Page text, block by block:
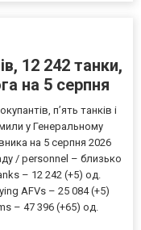
12 242 танки,
на 5 серпня
пʼять танків і
у Генеральному
на 5 серпня 2026
/ personnel – близько
– 12 242 (+5) од.
AFVs – 25 084 (+5)
– 47 396 (+65) од.